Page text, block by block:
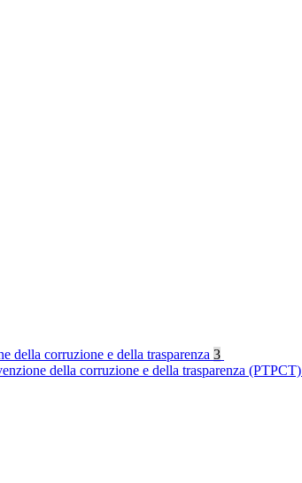
della corruzione e della trasparenza 3
della corruzione e della trasparenza (PTPCT)